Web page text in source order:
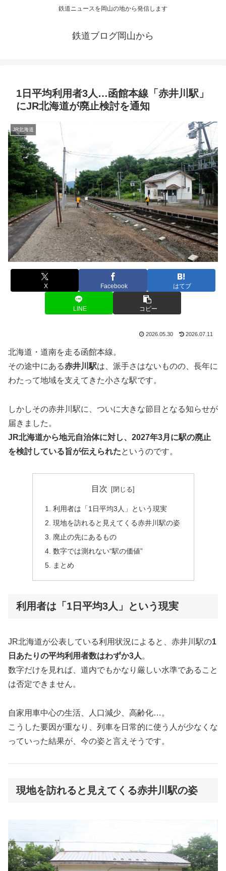
鉄道ニュースを岡山の地から発信します
鉄道ブログ岡山から
1日平均利用者3人…函館本線「赤井川駅」
にJR北海道が廃止検討を通知
JR北海道
X Facebook はてブ
LINE コピー
2026.05.30 2026.07.11
北海道・道南を走る函館本線。
その途中にある赤井川駅は、派手さはないものの、長年に
わたって地域を支えてきた小さな駅です。
しかしその赤井川駅に、ついに大きな節目となる知らせが
届きました。
JR北海道から地元自治体に対し、2027年3月に駅の廃止
を検討している旨が伝えられたというのです。
目次
利用者は「1日平均3人」という現実
現地を訪れると見えてくる赤井川駅の姿
廃止の先にあるもの
数字では測れない“駅の価値”
まとめ
利用者は「1日平均3人」という現実
JR北海道が公表している利用状況によると、赤井川駅の1
日あたりの平均利用者数はわずか3人 。
数字だけを見れば、道内でもかなり厳しい水準であること
は否定できません。
自家用車中心の生活、人口減少、高齢化…。
こうした要因が重なり、列車を日常的に使う人が少なくな
っていった結果が、今の姿と言えそうです。
現地を訪れると見えてくる赤井川駅の姿